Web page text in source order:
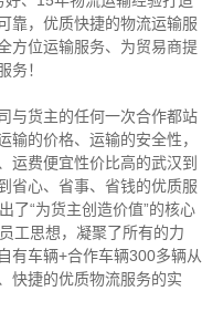
靠，优质快捷的物流运输服
方位运输服务、为贸易商提
务！
与货主的任何一次合作都站
的价格、运输的安全性，
运费便宜性价比高的武汉到
省心、省事、省钱的优质服
了“为货主创造价值”的核心
工思想，凝聚了所有的力
有车辆+合作车辆300多辆从
快捷的优质物流服务的实